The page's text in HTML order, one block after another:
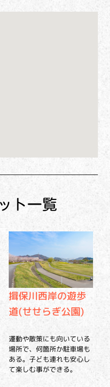
ト一覧
揖保川西岸の遊歩
道(せせらぎ公園)
運動や散策にも向いている
場所で、何箇所か駐車場も
ある。子ども連れも安心し
て楽しむ事ができる。